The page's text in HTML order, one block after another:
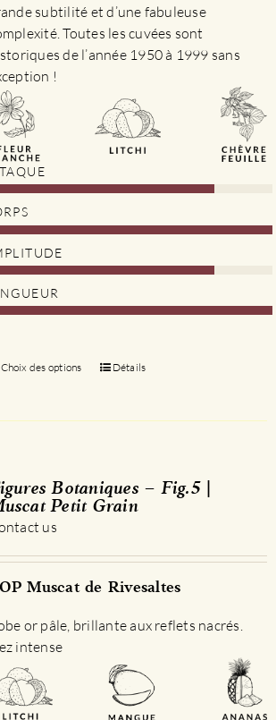
subtilité et d’une fabuleuse
Toutes les cuvées sont
de l’année 1950 à 1999 sans
!
Choix des options
Ce
options
choisies
sur
page
produit
Détails
Botaniques – Fig.5 |
Petit Grain
us
Muscat de Rivesaltes
or pâle, brillante aux reflets nacrés.
intense